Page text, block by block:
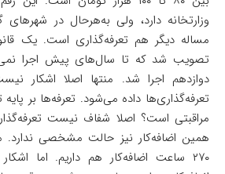
وزارتخانه دارد، ولی به‌هرحال در
تصویب شد که تا سال‌های پیش اجرا
دوازدهم اجرا شد. منتها اصلا اشکار
تعرفه‌گذاری‌ها داده می‌شود. تعرفه‌ها بر
مراقبتی است؟ اصلا شفاف نیست
همین اضافه‌کار نیز حالت مشخصی
۲۷۰ ساعت اضافه‌کار هم داریم. اما